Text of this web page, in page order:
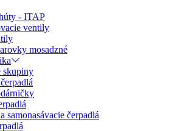
- ITAP
ventily
mosadzné
skupiny
samonasávacie čerpadlá